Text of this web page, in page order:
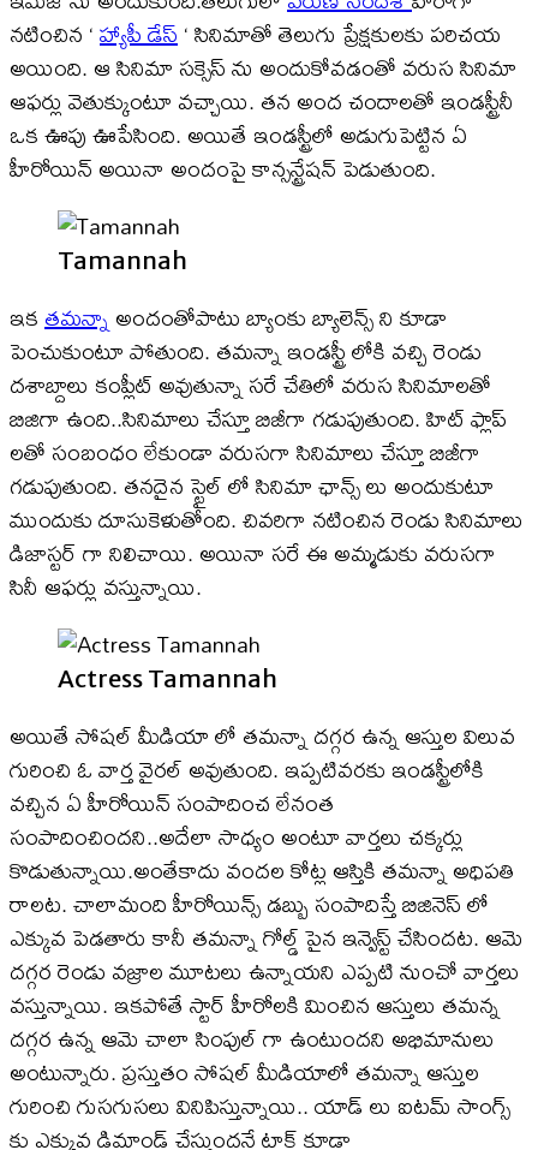
నటించిన ‘హ్యాపీ డేస్‘ సినిమాతో తెలుగు ప్రేక్షకులకు పరిచయ
అయింది. ఆ సినిమా సక్సెస్ ను అందుకోవడంతో వరుస సినిమా
ఆఫర్లు వెతుక్కుంటూ వచ్చాయి. తన అంద చందాలతో ఇండస్ట్రీనీ
ఒక ఊపు ఊపేసింది. అయితే ఇండస్ట్రీలో అడుగుపెట్టిన ఏ
హీరోయిన్ అయినా అందంపై కాన్సన్ట్రేషన్ పెడుతుంది.
Tamannah
ఇకతమన్నాఅందంతోపాటు బ్యాంకు బ్యాలెన్స్ ని కూడా
పెంచుకుంటూ పోతుంది. తమన్నా ఇండస్ట్రీ లోకి వచ్చి రెండు
దశాబ్దాలు కంప్లీట్ అవుతున్నా సరే చేతిలో వరుస సినిమాలతో
బిజిగా ఉంది..సినిమాలు చేస్తూ బిజీగా గడుపుతుంది. హిట్ ఫ్లాప్
లతో సంబంధం లేకుండా వరుసగా సినిమాలు చేస్తూ బిజీగా
గడుపుతుంది. తనదైన స్టైల్ లో సినిమా ఛాన్స్ లు అందుకుటూ
ముందుకు దూసుకెళుతోంది. చివరిగా నటించిన రెండు సినిమాలు
డిజాస్టర్ గా నిలిచాయి. అయినా సరే ఈ అమ్మడుకు వరుసగా
సినీ ఆఫర్లు వస్తున్నాయి.
Actress Tamannah
అయితే సోషల్ మీడియా లో తమన్నా దగ్గర ఉన్న ఆస్తుల విలువ
గురించి ఓ వార్త వైరల్ అవుతుంది. ఇప్పటివరకు ఇండస్ట్రీలోకి
వచ్చిన ఏ హీరోయిన్ సంపాదించ లేనంత
సంపాదించిందని..అదేలా సాధ్యం అంటూ వార్తలు చక్కర్లు
కొడుతున్నాయి.అంతేకాదు వందల కోట్ల ఆస్తికి తమన్నా అధిపతి
రాలట. చాలామంది హీరోయిన్స్ డబ్బు సంపాదిస్తే బిజినెస్ లో
ఎక్కువ పెడతారు కానీ తమన్నా గోల్డ్ పైన ఇన్వెస్ట్ చేసిందట. ఆమె
దగ్గర రెండు వజ్రాల మూటలు ఉన్నాయని ఎప్పటి నుంచో వార్తలు
వస్తున్నాయి. ఇకపోతే స్టార్ హీరోలకి మించిన ఆస్తులు తమన్న
దగ్గర ఉన్న ఆమె చాలా సింపుల్ గా ఉంటుందని అభిమానులు
అంటున్నారు. ప్రస్తుతం సోషల్ మీడియాలో తమన్నా ఆస్తుల
గురించి గుసగుసలు వినిపిస్తున్నాయి.. యాడ్ లు ఐటమ్ సాంగ్స్
కు ఎక్కువ డిమాండ్ చేస్తుందనే టాక్ కూడా